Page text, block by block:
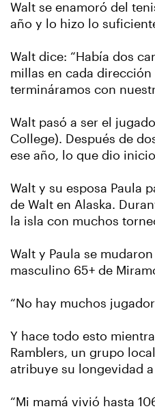
Walt se enamoró del
año y lo hizo lo
Walt dice: “Había dos
millas en cada dirección
termináramos con
Walt pasó a ser el
College). Después de
ese año, lo que dio
Walt y su esposa Paula
de Walt en Alaska.
la isla con muchos
Walt y Paula se
masculino 65+ de
“No hay muchos
Y hace todo esto
Ramblers, un grupo
atribuye su longevidad
“Mi mamá vivió hasta